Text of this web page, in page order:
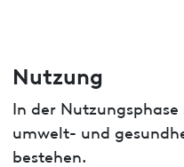
Nutzung
In der
umwelt- und
bestehen.